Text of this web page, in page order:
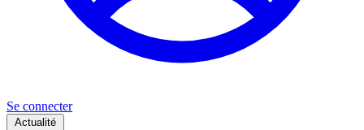
Se connecter
Actualité